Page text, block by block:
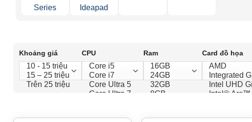
Series
Ideapad
Khoảng giá CPU Ram Card đồ họa